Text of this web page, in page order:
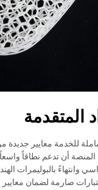
المتقدمة
للخدمة معايير جديدة
المنصة أن تدعم نطاقاً
وانتهاءً بالبوليمرات
صارمة لضمان معايير